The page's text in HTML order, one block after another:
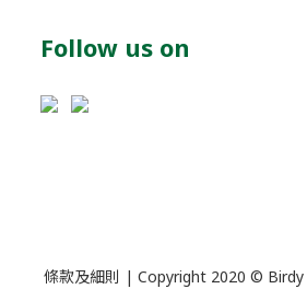
Follow us on
條款及細則 | Copyright 2020 ©